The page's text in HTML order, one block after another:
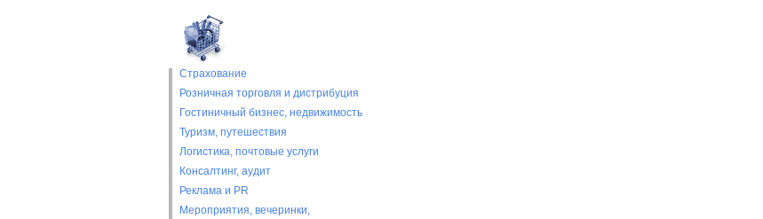
Страхование
Розничная торговля и дистрибуция
Гостиничный бизнес, недвижимость
Туризм, путешествия
Логистика, почтовые услуги
Консалтинг, аудит
Реклама и PR
Мероприятия, вечеринки,